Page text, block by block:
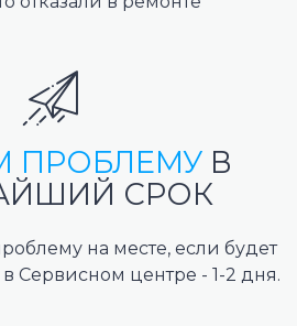
ПРОБЛЕМУ В
СРОК
на месте, если будет
Сервисном центре - 1-2 дня.